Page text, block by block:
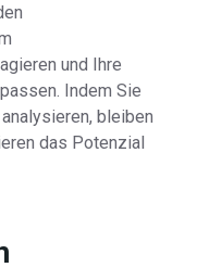
und Ihre
Indem Sie
bleiben
das Potenzial